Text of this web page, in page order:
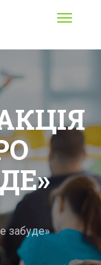
Toggle
забуде»